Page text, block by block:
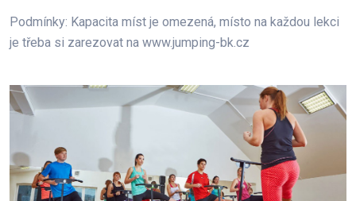
Podmínky: Kapacita míst je omezená, místo na každou lekci
je třeba si zarezovat na www.jumping-bk.cz